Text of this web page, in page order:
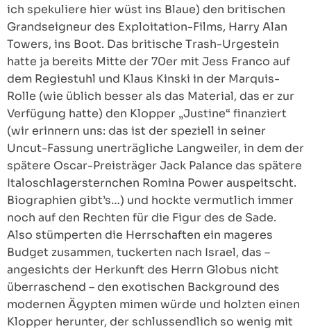
ich spekuliere hier wüst ins Blaue) den britischen
Grandseigneur des Exploitation-Films, Harry Alan
Towers, ins Boot. Das britische Trash-Urgestein
hatte ja bereits Mitte der 70er mit Jess Franco auf
dem Regiestuhl und Klaus Kinski in der Marquis-
Rolle (wie üblich besser als das Material, das er zur
Verfügung hatte) den Klopper „Justine“ finanziert
(wir erinnern uns: das ist der speziell in seiner
Uncut-Fassung unerträgliche Langweiler, in dem der
spätere Oscar-Preisträger Jack Palance das spätere
Italoschlagersternchen Romina Power auspeitscht.
Biographien gibt’s…) und hockte vermutlich immer
noch auf den Rechten für die Figur des de Sade.
Also stümperten die Herrschaften ein mageres
Budget zusammen, tuckerten nach Israel, das –
angesichts der Herkunft des Herrn Globus nicht
überraschend – den exotischen Background des
modernen Ägypten mimen würde und holzten einen
Klopper herunter, der schlussendlich so wenig mit